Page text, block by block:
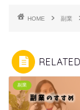
HOME 副業
副業